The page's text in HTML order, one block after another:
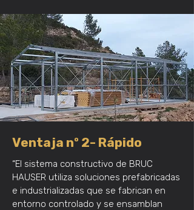
Ventaja nº 2- Rápido
“El sistema constructivo de BRUC
HAUSER utiliza soluciones prefabricadas
e industrializadas que se fabrican en
entorno controlado y se ensamblan